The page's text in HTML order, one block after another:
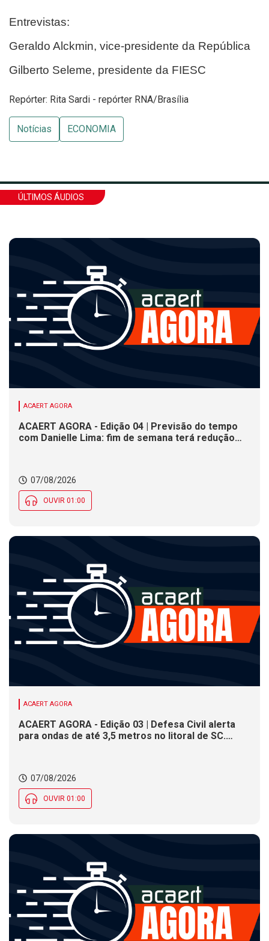
Entrevistas:
Geraldo Alckmin, vice-presidente da República
Gilberto Seleme, presidente da FIESC
Repórter: Rita Sardi - repórter RNA/Brasília
Notícias ECONOMIA
ÚLTIMOS ÁUDIOS
ACAERT AGORA
ACAERT AGORA - Edição 04 | Previsão do tempo
com Danielle Lima: fim de semana terá redução
07/08/2026
OUVIR 01:00
ACAERT AGORA
ACAERT AGORA - Edição 03 | Defesa Civil alerta
para ondas de até 3,5 metros no litoral de SC.
07/08/2026
OUVIR 01:00